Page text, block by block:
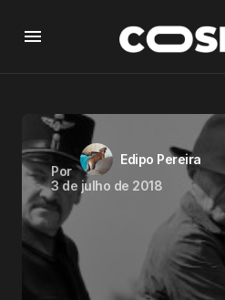
Por
Edipo Pereira
3 de julho de 2018